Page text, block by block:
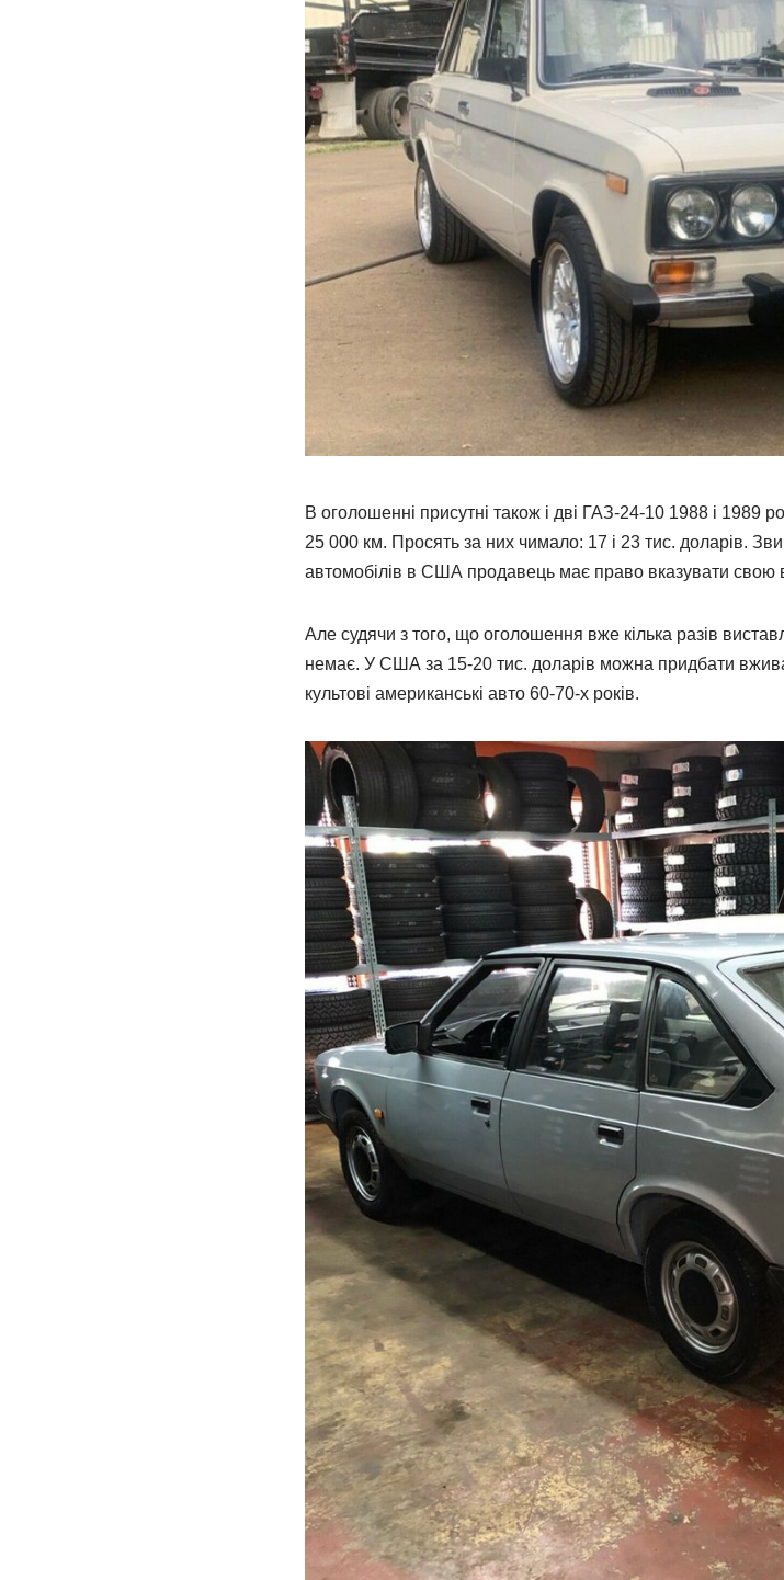
В оголошенні присутні також і дві ГАЗ-24-10 1988 і 1989
25 000 км. Просять за них чимало: 17 і 23 тис. доларів.
автомобілів в США продавець має право вказувати свою
Але судячи з того, що оголошення вже кілька разів
немає. У США за 15-20 тис. доларів можна придбати
культові американські авто 60-70-х років.